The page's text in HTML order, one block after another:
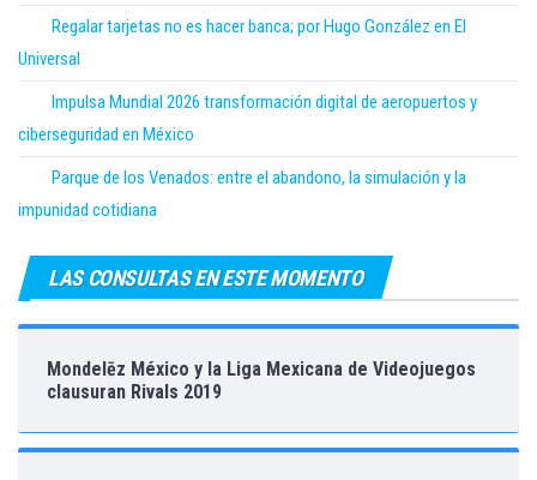
Regalar tarjetas no es hacer banca; por Hugo González en El
Universal
Impulsa Mundial 2026 transformación digital de aeropuertos y
ciberseguridad en México
Parque de los Venados: entre el abandono, la simulación y la
impunidad cotidiana
LAS CONSULTAS EN ESTE MOMENTO
Mondelēz México y la Liga Mexicana de Videojuegos
clausuran Rivals 2019